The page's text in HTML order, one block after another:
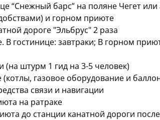
“Снежный барс” на поляне Чегет
и горном приюте
дороге "Эльбрус" 2 раза
гостинице: завтраки; В горном
штурм 1 гид на 3-5 человек)
газовое оборудование и
связи и навигации
на ратраке
до станции канатной дороги